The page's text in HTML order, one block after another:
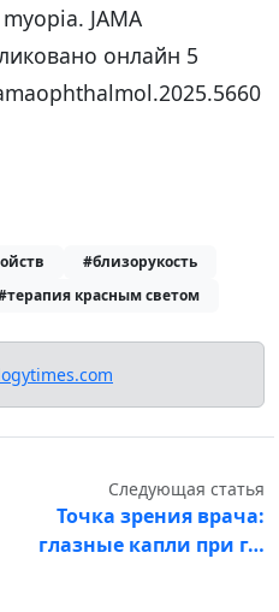
JAMA
онлайн 5
#близорукость
красным светом
Следующая статья
Точка зрения врача:
глазные капли при г…